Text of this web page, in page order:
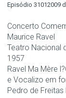
Episódio 31012009
Concerto
Maurice Ravel
Teatro Nacional
1957
Ravel Ma Mère
e Vocalizo em
Pedro de Freitas